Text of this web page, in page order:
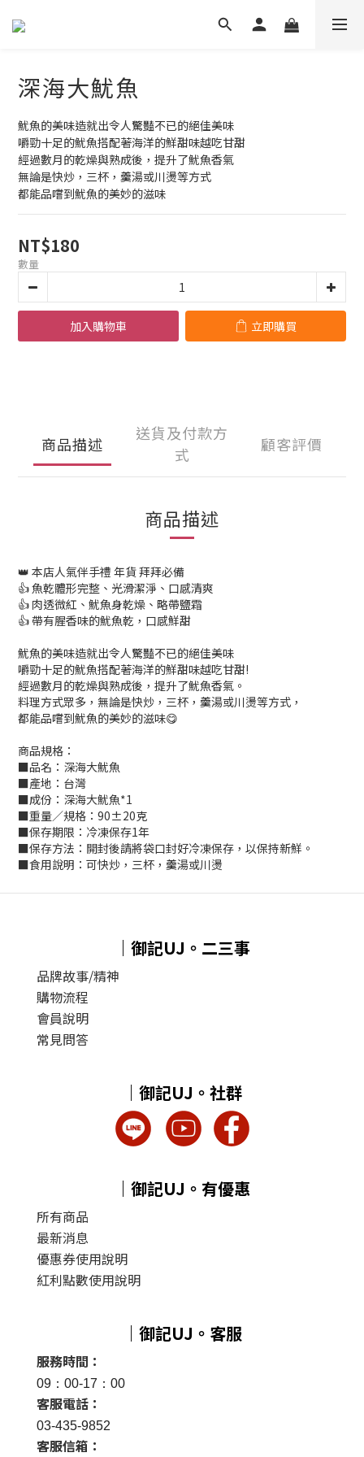
深海大魷魚
魷魚的美味造就出令人驚豔不已的絕佳美味
嚼勁十足的魷魚搭配著海洋的鮮甜味越吃甘甜
經過數月的乾燥與熟成後，提升了魷魚香氣
無論是快炒，三杯，羹湯或川燙等方式
都能品嚐到魷魚的美妙的滋味
NT$180
數量
加入購物車 立即購買
商品描述
送貨及付款方
式
顧客評價
商品描述
👑 本店人氣伴手禮 年貨 拜拜必備
👍 魚乾體形完整、光滑潔淨、口感清爽
👍 肉透微紅、魷魚身乾燥、略帶鹽霜
👍 帶有腥香味的魷魚乾，口感鮮甜
魷魚的美味造就出令人驚豔不已的絕佳美味
嚼勁十足的魷魚搭配著海洋的鮮甜味越吃甘甜!
經過數月的乾燥與熟成後，提升了魷魚香氣。
料理方式眾多，無論是快炒，三杯，羹湯或川燙等方式，
都能品嚐到魷魚的美妙的滋味😋
商品規格：
■品名：深海大魷魚
■產地：台灣
■成份：深海大魷魚*1
■重量／規格：90±20克
■保存期限：冷凍保存1年
■保存方法：開封後請將袋口封好冷凍保存，以保持新鮮。
■食用說明：可快炒，三杯，羹湯或川燙
｜御記UJ。二三事
品牌故事/精神
購物流程
會員說明
常見問答
｜御記UJ。社群
｜御記UJ。有優惠
所有商品
最新消息
優惠券使用說明
紅利點數使用說明
｜御記UJ。客服
服務時間：
09：00-17：00
客服電話：
03-435-9852
客服信箱：